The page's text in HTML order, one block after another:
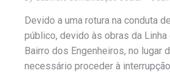
Devido a uma rotura na conduta
público, devido às obras da Linha
Bairro dos Engenheiros, no lugar
necessário proceder à